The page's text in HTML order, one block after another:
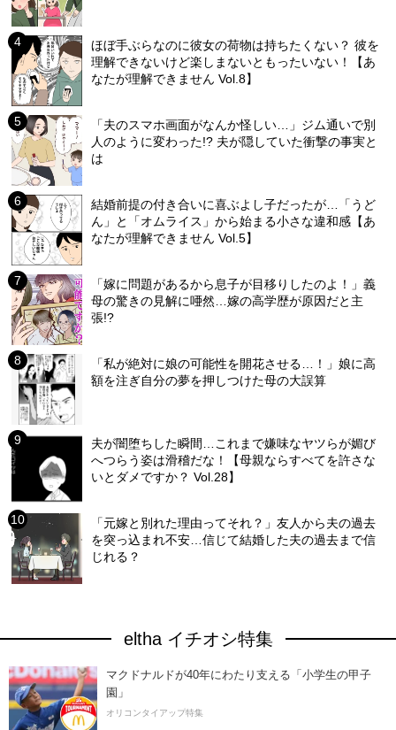
ほぼ手ぶらなのに彼女の荷物は持ちたくない？ 彼を
理解できないけど楽しまないともったいない！【あ
なたが理解できません Vol.8】
「夫のスマホ画面がなんか怪しい…」ジム通いで別
人のように変わった!? 夫が隠していた衝撃の事実と
は
結婚前提の付き合いに喜ぶよし子だったが…「うど
ん」と「オムライス」から始まる小さな違和感【あ
なたが理解できません Vol.5】
「嫁に問題があるから息子が目移りしたのよ！」義
母の驚きの見解に唖然…嫁の高学歴が原因だと主
張!?
「私が絶対に娘の可能性を開花させる…！」娘に高
額を注ぎ自分の夢を押しつけた母の大誤算
夫が闇堕ちした瞬間…これまで嫌味なヤツらが媚び
へつらう姿は滑稽だな！【母親ならすべてを許さな
いとダメですか？ Vol.28】
「元嫁と別れた理由ってそれ？」友人から夫の過去
を突っ込まれ不安…信じて結婚した夫の過去まで信
じれる？
eltha イチオシ特集
マクドナルドが40年にわたり支える「小学生の甲子
園」
オリコンタイアップ特集